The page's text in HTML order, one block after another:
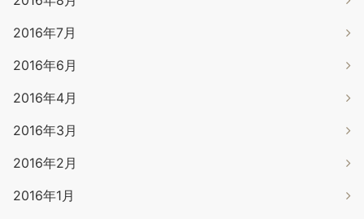
2016年7月
2016年6月
2016年4月
2016年3月
2016年2月
2016年1月